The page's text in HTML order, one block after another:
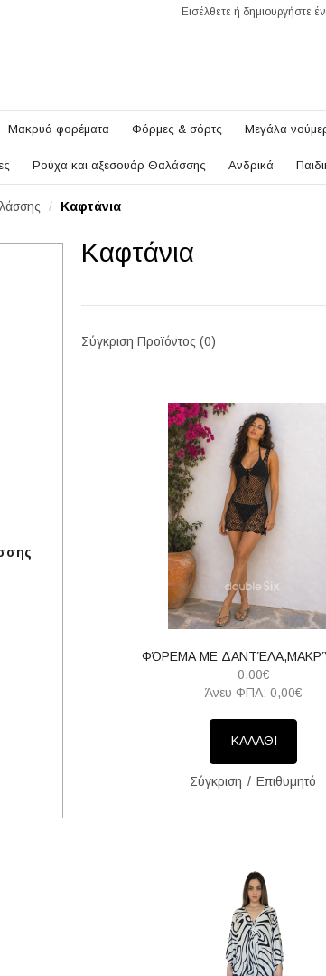
Εισέλθετε ή δημιουργήστε
Μακρυά φορέματα Φόρμες & σόρτς Μεγάλα
Ρούχα και αξεσουάρ Θαλάσσης Ανδρικά
Καφτάνια
Καφτάνια
Σύγκριση Προϊόντος (0)
ΦΌΡΕΜΑ ΜΕ
0,00€
Άνευ ΦΠΑ: 0,00€
ΚΑΛΑΘΙ
Σύγκριση Επιθυμητό